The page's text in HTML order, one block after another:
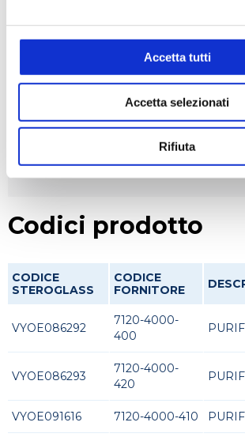
Accetta tutti
Accetta selezionati
Rifiuta
Colture cellulari
Distillazione Filtrazione
Codici prodotto
CODICE
STEROGLASS
CODICE
FORNITORE
VYOE086292
7120-4000-
400
VYOE086293
7120-4000-
420
VYOE091616 7120-4000-410